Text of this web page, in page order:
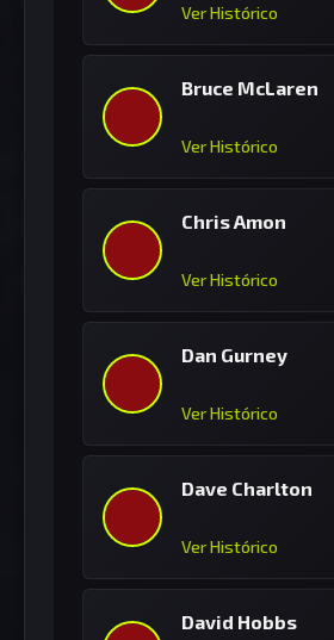
Ver Histórico
Bruce McLaren
Ver Histórico
Chris Amon
Ver Histórico
Dan Gurney
Ver Histórico
Dave Charlton
Ver Histórico
David Hobbs